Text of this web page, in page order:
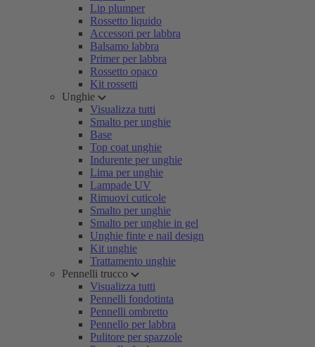
Lip plumper
Rossetto liquido
Accessori per labbra
Balsamo labbra
Primer per labbra
Rossetto opaco
Kit rossetti
Unghie
Visualizza tutti
Smalto per unghie
Base
Top coat unghie
Indurente per unghie
Lima per unghie
Lampade UV
Rimuovi cuticole
Smalto per unghie
Smalto per unghie in gel
Unghie finte e nail design
Kit unghie
Trattamento unghie
Pennelli trucco
Visualizza tutti
Pennelli fondotinta
Pennelli ombretto
Pennello per labbra
Pulitore per spazzole